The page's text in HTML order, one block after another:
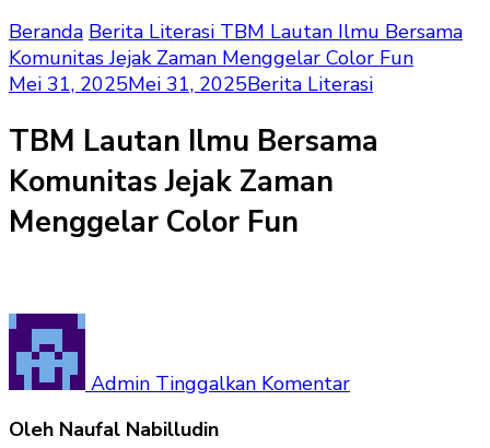
Beranda Berita Literasi TBM Lautan Ilmu Bersama
Komunitas Jejak Zaman Menggelar Color Fun
Mei 31, 2025Mei 31, 2025Berita Literasi
TBM Lautan Ilmu Bersama
Komunitas Jejak Zaman
Menggelar Color Fun
Admin Tinggalkan KomentarLautan
Oleh Naufal Nabilludin